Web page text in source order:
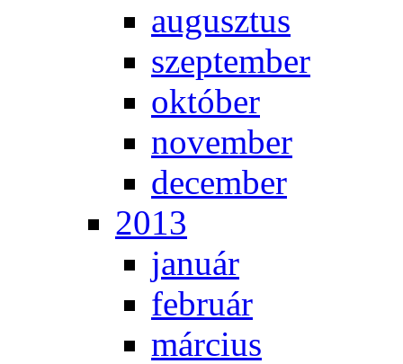
au­gusz­tus
szep­tem­ber
ok­tó­ber
no­vem­ber
de­cem­ber
2013
ja­nu­ár
feb­ru­ár
már­ci­us